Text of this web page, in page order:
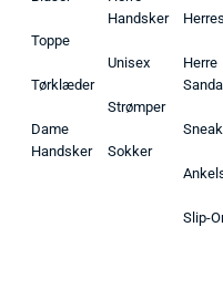
Toppe
Tørklæder
Dame
Handsker
Handsker
Unisex
Strømper
Sokker
Herre
Slip-